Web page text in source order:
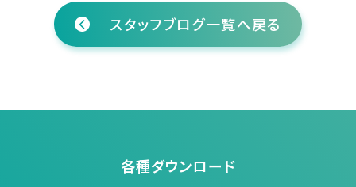
スタッフブログ一覧へ戻る
各種ダウンロード